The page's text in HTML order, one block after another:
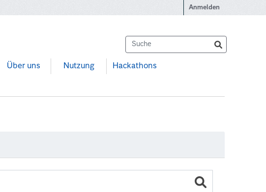
Anmelden
Über uns Nutzung Hackathons